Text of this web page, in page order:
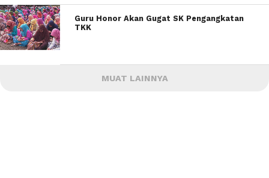
Guru Honor Akan Gugat SK Pengangkatan
TKK
MUAT LAINNYA